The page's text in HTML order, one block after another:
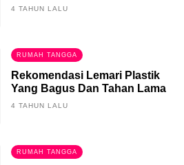
4 TAHUN LALU
RUMAH TANGGA
Rekomendasi Lemari Plastik
Yang Bagus Dan Tahan Lama
4 TAHUN LALU
RUMAH TANGGA